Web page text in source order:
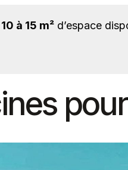
10 à 15 m²d’espace